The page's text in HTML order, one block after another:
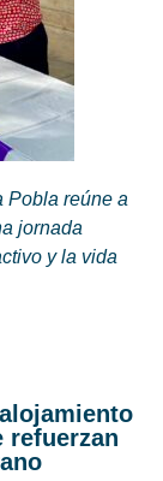
Pobla reúne a
jornada
y la vida
refuerzan